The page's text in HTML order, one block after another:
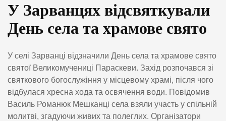
У Зарванцях відсвяткували
День села та храмове свято
У селі Зарванці відзначили День села та храмове свято
святої Великомучениці Параскеви. Захід розпочався зі
святкового богослужіння у місцевому храмі, після чого
відбулася хресна хода та освячення води. Повідомив
Василь Романюк Мешканці села взяли участь у спільній
молитві, згадуючи живих та полеглих. Організатори